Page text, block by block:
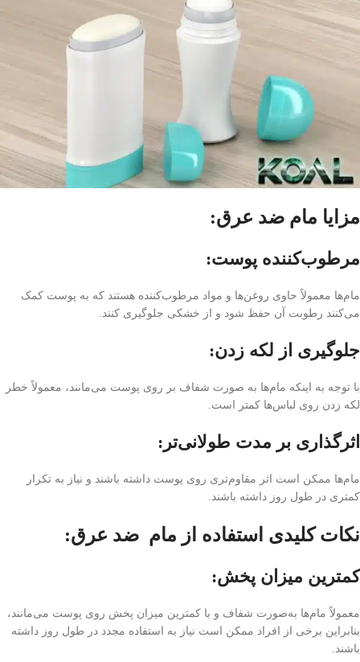
مزایا مام ضد عرق:
مرطوب‌کننده پوست:
مام‌ها معمولاً حاوی روغن‌ها و مواد مرطوب‌کننده هستند که به پوست کمک
می‌کنند رطوبت آن حفظ شود و از خشکی جلوگیری کنند.
جلوگیری از لکه زدن:
با توجه به اینکه مام‌ها به صورت شفاف بر روی پوست می‌مانند، معمولاً خطر
لکه زدن روی لباس‌ها کمتر است.
اثر‌گذاری بر مدت طولانی‌تر:
مام‌ها ممکن است اثر مقاوم‌تری روی پوست داشته باشند و نیاز به تکرار
کمتری در طول روز داشته باشند.
نکات کلیدی استفاده از مام ضد عرق:
کمترین میزان پخش:
معمولاً مام‌ها به‌صورت شفاف و با کمترین میزان پخش روی پوست می‌مانند،
بنابراین برخی از افراد ممکن است نیاز به استفاده مجدد در طول روز داشته
باشند.